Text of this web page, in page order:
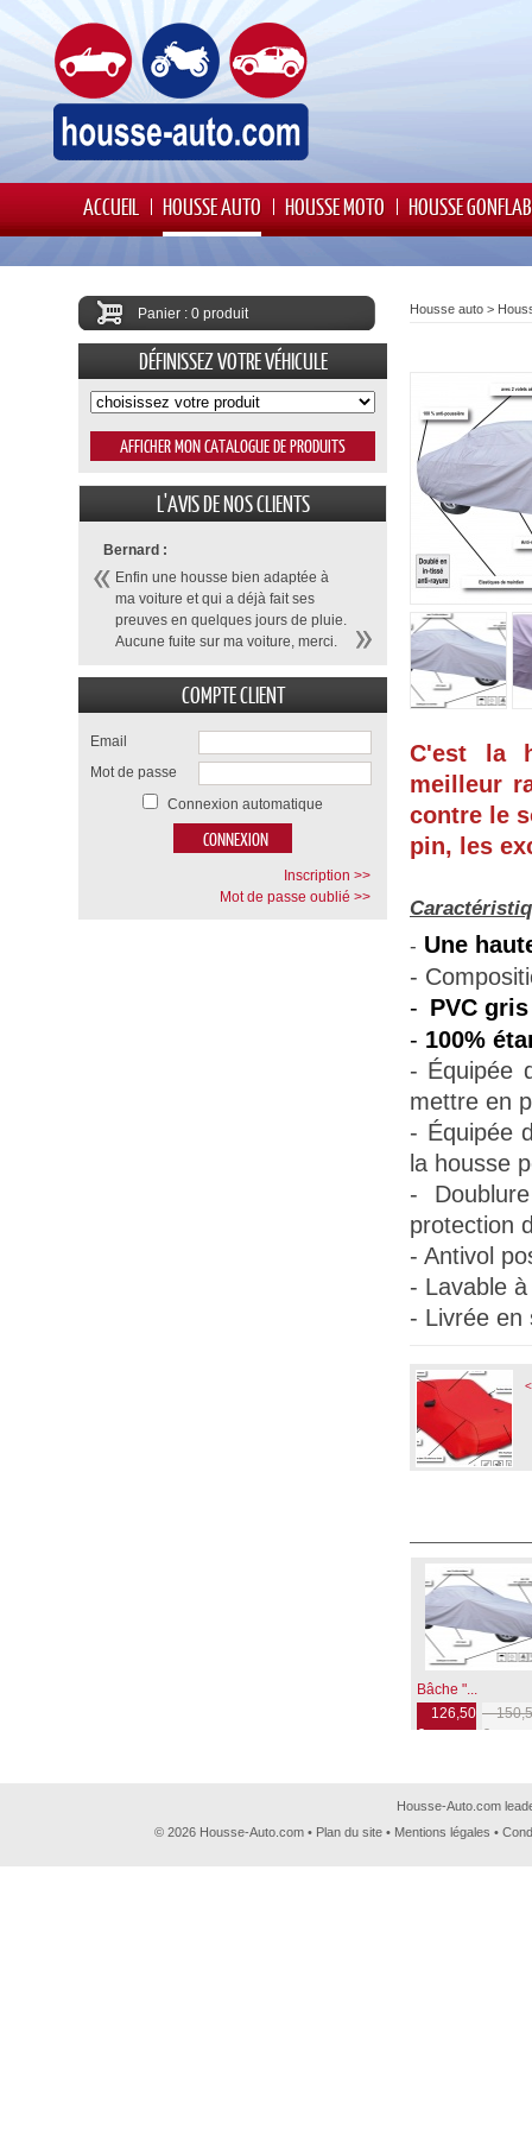
ACCUEIL HOUSSE AUTO HOUSSE MOTO HOUSSE
Housse auto >
C'est la
meilleur
contre le
pin, les
- Une
-
- PVC
- 100%
- Équipée
mettre en
- Équipée
la housse
-
protection
- Antivol
- Lavable
- Livrée en
Bâche "...
126,50
€
€
Panier : 0 produit
DÉFINISSEZ VOTRE VÉHICULE
L'AVIS DE NOS CLIENTS
Bernard :
Enfin une housse bien adaptée à
ma voiture et qui a déjà fait ses
preuves en quelques jours de pluie.
Aucune fuite sur ma voiture, merci.
COMPTE CLIENT
Email
Mot de passe
Connexion automatique
Inscription >>
Mot de passe oublié >>
Housse-Auto.com
© 2026 Housse-Auto.com • Plan du site • Mentions légales •